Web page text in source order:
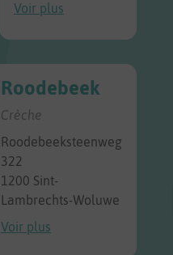
Voir plus
Roodebeek
Crèche
Roodebeeksteenweg
322
1200 Sint-
Lambrechts-Woluwe
Voir plus